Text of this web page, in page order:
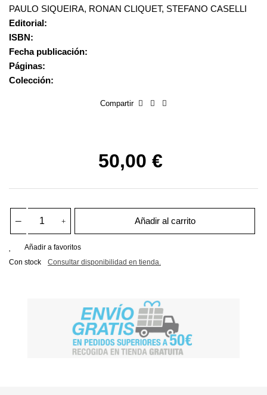
PAULO SIQUEIRA, RONAN CLIQUET, STEFANO CASELLI
Editorial:
ISBN:
Fecha publicación:
Páginas:
Colección:
Compartir
50,00 €
Añadir al carrito
Añadir a favoritos
Con stock
Consultar disponibilidad en tienda.